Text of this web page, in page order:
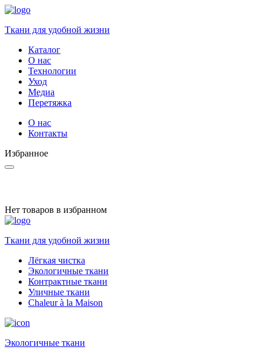
Ткани для удобной жизни
Каталог
О нас
Технологии
Уход
Медиа
Перетяжка
О нас
Контакты
Избранное
Нет товаров в избранном
Ткани для удобной жизни
Лёгкая чистка
Экологичные ткани
Контрактные ткани
Уличные ткани
Сhaleur à la Maison
Экологичные ткани